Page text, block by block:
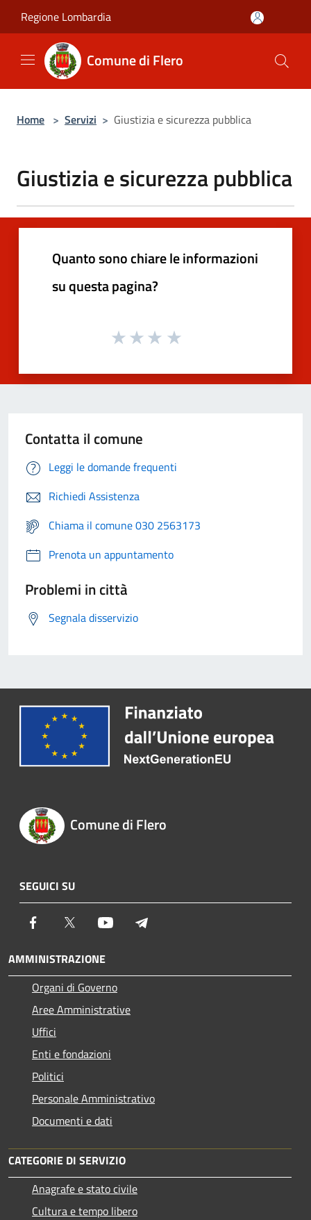
Regione Lombardia
Comune di Flero
Home > Servizi > Giustizia e sicurezza pubblica
Giustizia e sicurezza pubblica
Quanto sono chiare le informazioni
su questa pagina?
Contatta il comune
Leggi le domande frequenti
Richiedi Assistenza
Chiama il comune 030 2563173
Prenota un appuntamento
Problemi in città
Segnala disservizio
Comune di Flero
SEGUICI SU
Facebook Twitter Youtube
AMMINISTRAZIONE
Organi di Governo
Aree Amministrative
Uffici
Enti e fondazioni
Politici
Personale Amministrativo
Documenti e dati
CATEGORIE DI SERVIZIO
Anagrafe e stato civile
Cultura e tempo libero